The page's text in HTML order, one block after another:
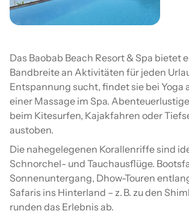
Das Baobab Beach Resort & Spa bietet
Bandbreite an Aktivitäten für jeden
Entspannung sucht, findet sie bei Yoga
einer Massage im Spa.
beim Kitesurfen, Kajakfahren oder
austoben.
Die nahegelegenen Korallenriffe sind
Schnorchel- und Tauchausflüge.
Sonnenuntergang, Dhow-Touren
Safaris ins Hinterland – z. B. zu den
runden das Erlebnis ab.